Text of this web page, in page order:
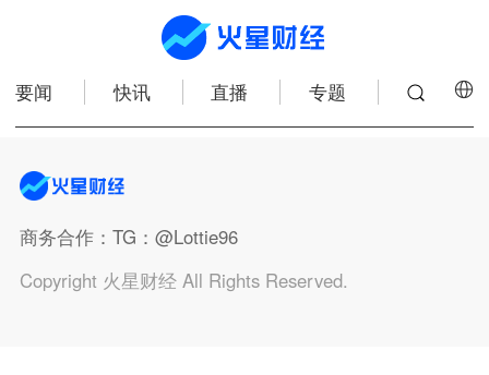
要闻 快讯 直播 专题
商务合作：TG：@Lottie96
Copyright 火星财经 All Rights Reserved.